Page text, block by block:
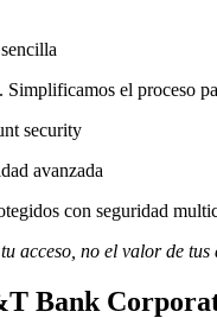
Simplificamos el proceso
avanzada
con seguridad
acceso, no el valor de
Bank